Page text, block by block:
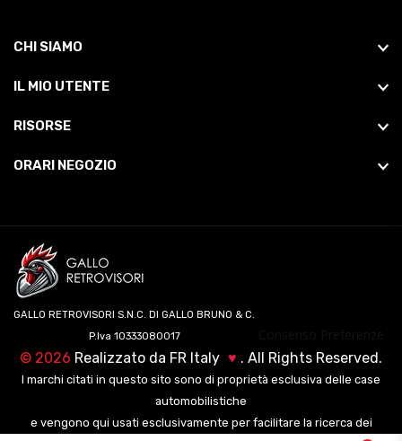
CHI SIAMO
IL MIO UTENTE
RISORSE
ORARI NEGOZIO
GALLO RETROVISORI S.N.C. DI GALLO BRUNO & C.
P.Iva 10333080017
© 2026 Realizzato da FR Italy ♥ . All Rights Reserved.
I marchi citati in questo sito sono di proprietà esclusiva delle case
automobilistiche
e vengono qui usati esclusivamente per facilitare la ricerca dei